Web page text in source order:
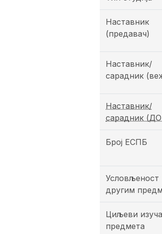
Наставник
(предавач)
Наставник/
сарадник
Наставник/
сарадник
Број ЕСПБ
Условљеност
другим
Циљеви
предмета